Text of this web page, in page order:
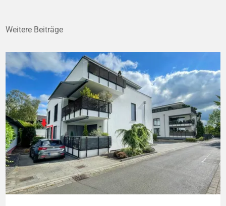
Weitere Beiträge